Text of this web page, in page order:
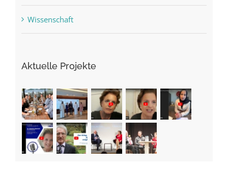
Wissenschaft
Aktuelle Projekte